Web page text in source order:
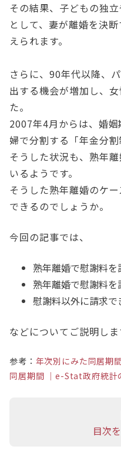
その結果、子どもの独
として、妻が離婚を決
えられます。
さらに、90年代以降、
出する機会が増加し、
た。
2007年4月からは、婚
婦で分割する「年金分割
そうした状況も、熟年
いるようです。
そうした熟年離婚のケ
できるのでしょうか。
今回の記事では、
熟年離婚で慰謝料
熟年離婚で慰謝料
慰謝料以外に請求で
などについてご説明しま
参考： 年次別にみた同居期
同居期間 ｜e-Stat政府統計
目次